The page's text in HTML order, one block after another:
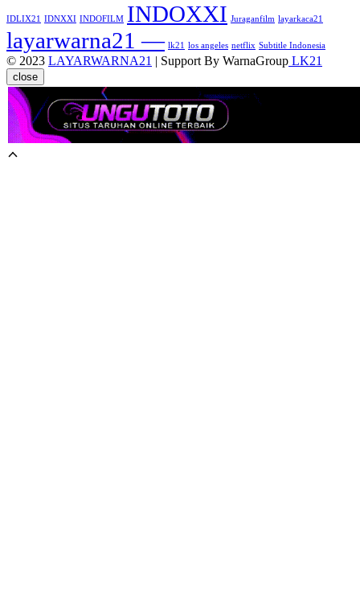
IDLIX21 IDNXXI INDOFILM INDOXXI Juraganfilm layarkaca21
layarwarna21 — lk21 los angeles netflix Subtitle Indonesia
© 2023 LAYARWARNA21 | Support By WarnaGroup LK21
close